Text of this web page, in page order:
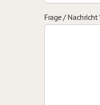
Frage / Nachricht